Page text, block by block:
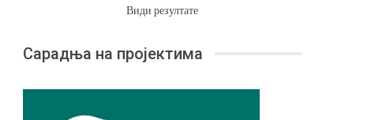
Види резултате
Сарадња на пројектима